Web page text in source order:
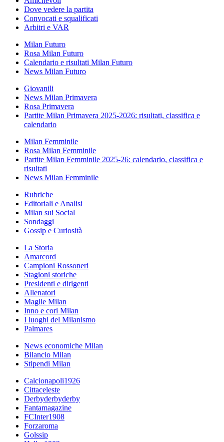
Dove vedere la partita
Convocati e squalificati
Arbitri e VAR
Milan Futuro
Rosa Milan Futuro
Calendario e risultati Milan Futuro
News Milan Futuro
Giovanili
News Milan Primavera
Rosa Primavera
Partite Milan Primavera 2025-2026: risultati, classifica e
calendario
Milan Femminile
Rosa Milan Femminile
Partite Milan Femminile 2025-26: calendario, classifica e
risultati
News Milan Femminile
Rubriche
Editoriali e Analisi
Milan sui Social
Sondaggi
Gossip e Curiosità
La Storia
Amarcord
Campioni Rossoneri
Stagioni storiche
Presidenti e dirigenti
Allenatori
Maglie Milan
Inno e cori Milan
I luoghi del Milanismo
Palmares
News economiche Milan
Bilancio Milan
Stipendi Milan
Calcionapoli1926
Cittaceleste
Derbyderbyderby
Fantamagazine
FCInter1908
Forzaroma
Golssip